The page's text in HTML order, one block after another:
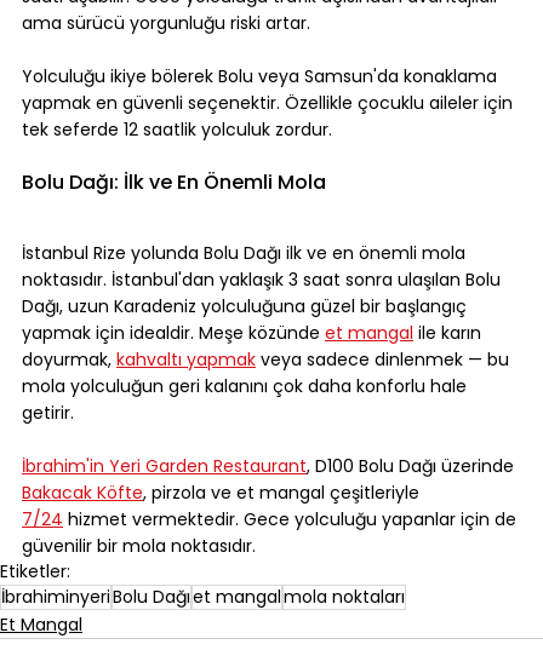
ama sürücü yorgunluğu riski artar.
Yolculuğu ikiye bölerek Bolu veya Samsun'da konaklama
yapmak en güvenli seçenektir. Özellikle çocuklu aileler için
tek seferde 12 saatlik yolculuk zordur.
Bolu Dağı: İlk ve En Önemli Mola
İstanbul Rize yolunda Bolu Dağı ilk ve en önemli mola
noktasıdır. İstanbul'dan yaklaşık 3 saat sonra ulaşılan Bolu
Dağı, uzun Karadeniz yolculuğuna güzel bir başlangıç
yapmak için idealdir. Meşe közünde et mangal ile karın
doyurmak, kahvaltı yapmak veya sadece dinlenmek — bu
mola yolculuğun geri kalanını çok daha konforlu hale
getirir.
İbrahim'in Yeri Garden Restaurant, D100 Bolu Dağı üzerinde
Bakacak Köfte, pirzola ve et mangal çeşitleriyle
7/24 hizmet vermektedir. Gece yolculuğu yapanlar için de
güvenilir bir mola noktasıdır.
Etiketler:
İbrahiminyeriBolu Dağıet mangalmola noktaları
Et Mangal